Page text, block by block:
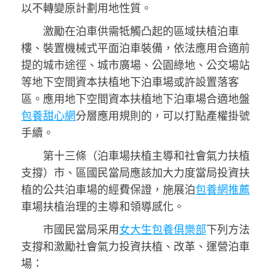
以不轉變原計劃用地性質。
激勵在泊車供需牴觸凸起的區域扶植泊車
樓、裝置機械式平面泊車裝備，依法應用合適前
提的城市途徑、城市廣場、公園綠地、公交場站
等地下空間資本扶植地下泊車場或許設置落客
區。應用地下空間資本扶植地下泊車場合適地盤
包養甜心網分層應用規則的，可以打點產權掛號
手續。
第十三條（泊車場扶植主導和社會氣力扶植
支撐）市、區國民當局應該加大力度當局投資扶
植的公共泊車場的經費保證，施展泊包養網推薦
車場扶植治理的主導和領導感化。
市國民當局采用女大生包養俱樂部下列方法
支撐和激勵社會氣力投資扶植、改革、運營泊車
場：